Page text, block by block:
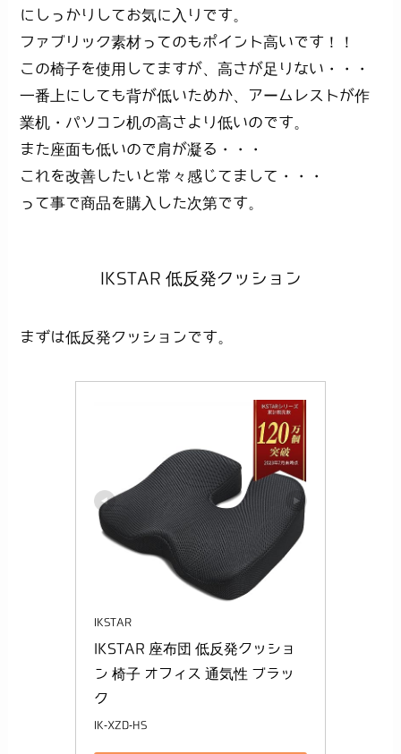
にしっかりしてお気に入りです。
ファブリック素材ってのもポイント高いです！！
この椅子を使用してますが、高さが足りない・・・
一番上にしても背が低いためか、アームレストが作
業机・パソコン机の高さより低いのです。
また座面も低いので肩が凝る・・・
これを改善したいと常々感じてまして・・・
って事で商品を購入した次第です。
IKSTAR 低反発クッション
まずは低反発クッションです。
IKSTAR
IKSTAR 座布団 低反発クッショ
ン 椅子 オフィス 通気性 ブラッ
ク
IK-XZD-HS